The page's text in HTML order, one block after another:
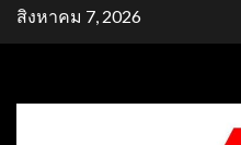
Skipสิงหาคม 7, 2026